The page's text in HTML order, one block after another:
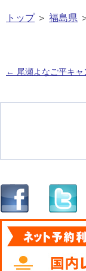
トップ＞ 福島県
← 尾瀬よなご平キャ